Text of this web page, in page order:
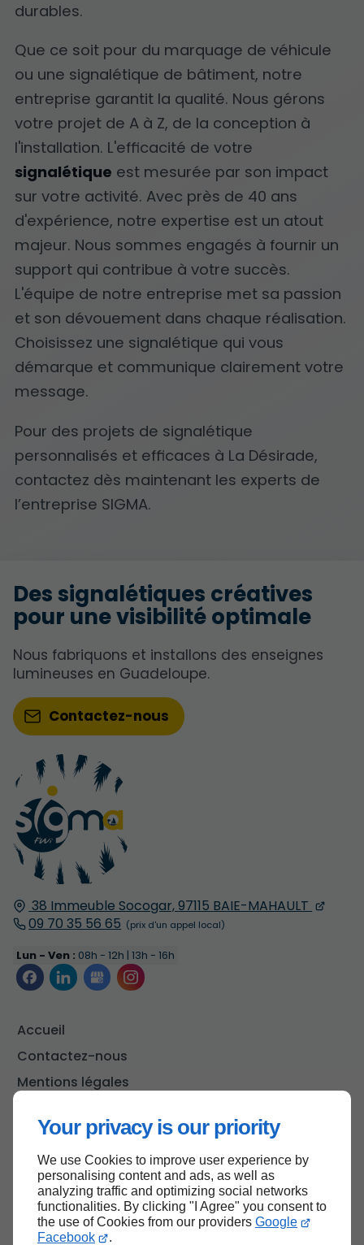
Your privacy is our priority
We use Cookies to improve user experience by
personalising content and ads, as well as
analyzing traffic and optimizing social networks
functionalities. By clicking "I Agree" you consent to
the use of Cookies from our providers Google
Facebook
.
durables.
Que ce soit pour du marquage de véhicule
ou une signalétique de bâtiment, notre
entreprise garantit la qualité. Nous gérons
votre projet de A à Z, de la conception à
l'installation. L'efficacité de votre
signalétique est mesurée par son impact
sur votre activité. Avec près de 40 ans
d'expérience, notre expertise est un atout
majeur. Nous sommes engagés à fournir un
support qui contribue à votre succès.
L'équipe de notre entreprise met sa passion
et son dévouement dans chaque réalisation.
Choisissez une signalétique qui vous
démarque et communique clairement votre
message.
Pour des projets de signalétique
personnalisés et efficaces à La Désirade,
contactez dès maintenant les experts de
l’entreprise SIGMA.
38 Immeuble Socogar,97115 BAIE-MAHAULT
09 70 35 56 65
Lun - Ven : 08h - 12h | 13h - 16h
Accueil
Contactez-nous
Mentions légales
Des signalétiques créatives
pour une visibilité optimale
Nous fabriquons et installons des enseignes
lumineuses en Guadeloupe.
Contactez-nous
Haut de page